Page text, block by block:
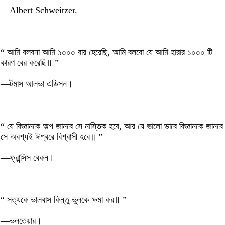
—Albert Schweitzer.
“ আমি বলবনা আমি ১০০০ বার হেরেছি, আমি বলবো যে আমি হারার ১০০০ টি
কারণ বের করেছি॥ ”
—টমাস আলভা এডিসন।
“ যে বিজ্ঞানকে অল্প জানবে সে নাস্তিক হবে, আর যে ভালো ভাবে বিজ্ঞানকে জানবে
সে অবশ্যই ঈশ্বরে বিশ্বাসী হবে॥ ”
—ফ্রান্সিস বেকন।
“ সত্যকে ভালবাস কিন্তু ভুলকে ক্ষমা কর॥ ”
—ভলতেয়ার।